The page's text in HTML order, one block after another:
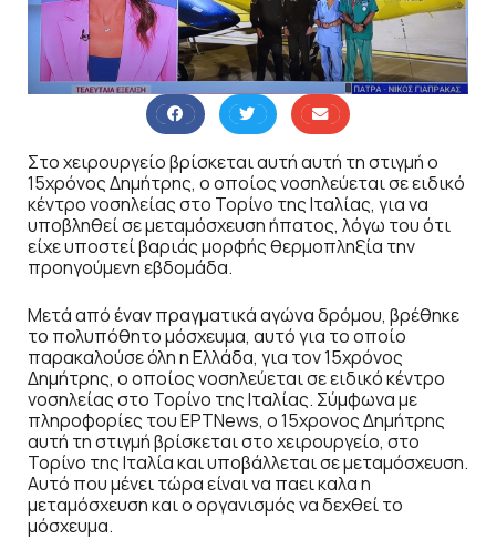
Στο χειρουργείο βρίσκεται αυτή αυτή τη στιγμή ο
15χρόνος Δημήτρης, ο οποίος νοσηλεύεται σε ειδικό
κέντρο νοσηλείας στο Τορίνο της Ιταλίας, για να
υποβληθεί σε μεταμόσχευση ήπατος, λόγω του ότι
είχε υποστεί βαριάς μορφής θερμοπληξία την
προηγούμενη εβδομάδα.
Μετά από έναν πραγματικά αγώνα δρόμου, βρέθηκε
το πολυπόθητο μόσχευμα, αυτό για το οποίο
παρακαλούσε όλη η Ελλάδα, για τον 15χρόνος
Δημήτρης, ο οποίος νοσηλεύεται σε ειδικό κέντρο
νοσηλείας στο Τορίνο της Ιταλίας. Σύμφωνα με
πληροφορίες του ΕΡΤNews, ο 15χρονος Δημήτρης
αυτή τη στιγμή βρίσκεται στο χειρουργείο, στο
Τορίνο της Ιταλία και υποβάλλεται σε μεταμόσχευση.
Αυτό που μένει τώρα είναι να παει καλα η
μεταμόσχευση και ο οργανισμός να δεχθεί το
μόσχευμα.